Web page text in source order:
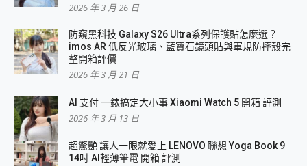
2026 年 3 月 26 日
防窺黑科技 Galaxy S26 Ultra系列保護貼怎麼選？
imos AR 低反光玻璃、藍寶石鏡頭貼與軍規防摔殼完
整開箱評價
2026 年 3 月 21 日
AI 支付 一錶搞定大小事 Xiaomi Watch 5 開箱 評測
2026 年 3 月 13 日
超驚艷 讓人一眼就愛上 LENOVO 聯想 Yoga Book 9
14吋 AI輕薄筆電 開箱 評測